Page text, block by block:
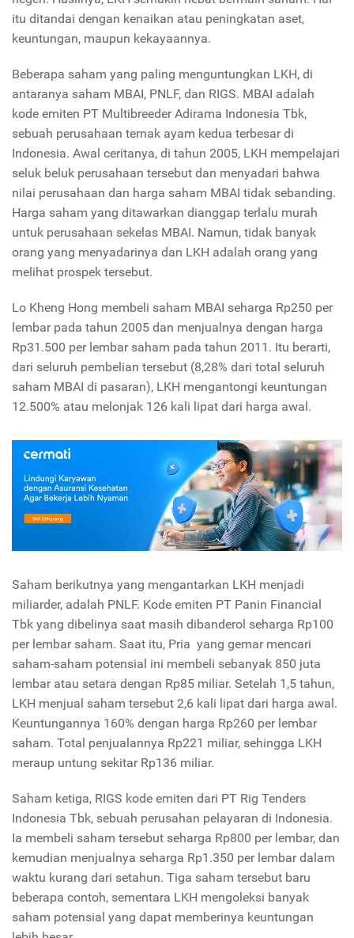
itu ditandai dengan kenaikan atau peningkatan aset,
keuntungan, maupun kekayaannya.
Beberapa saham yang paling menguntungkan LKH, di
antaranya saham MBAI, PNLF, dan RIGS. MBAI adalah
kode emiten PT Multibreeder Adirama Indonesia Tbk,
sebuah perusahaan ternak ayam kedua terbesar di
Indonesia. Awal ceritanya, di tahun 2005, LKH mempelajari
seluk beluk perusahaan tersebut dan menyadari bahwa
nilai perusahaan dan harga saham MBAI tidak sebanding.
Harga saham yang ditawarkan dianggap terlalu murah
untuk perusahaan sekelas MBAI. Namun, tidak banyak
orang yang menyadarinya dan LKH adalah orang yang
melihat prospek tersebut.
Lo Kheng Hong membeli saham MBAI seharga Rp250 per
lembar pada tahun 2005 dan menjualnya dengan harga
Rp31.500 per lembar saham pada tahun 2011. Itu berarti,
dari seluruh pembelian tersebut (8,28% dari total seluruh
saham MBAI di pasaran), LKH mengantongi keuntungan
12.500% atau melonjak 126 kali lipat dari harga awal.
Saham berikutnya yang mengantarkan LKH menjadi
miliarder, adalah PNLF. Kode emiten PT Panin Financial
Tbk yang dibelinya saat masih dibanderol seharga Rp100
per lembar saham. Saat itu, Pria yang gemar mencari
saham-saham potensial ini membeli sebanyak 850 juta
lembar atau setara dengan Rp85 miliar. Setelah 1,5 tahun,
LKH menjual saham tersebut 2,6 kali lipat dari harga awal.
Keuntungannya 160% dengan harga Rp260 per lembar
saham. Total penjualannya Rp221 miliar, sehingga LKH
meraup untung sekitar Rp136 miliar.
Saham ketiga, RIGS kode emiten dari PT Rig Tenders
Indonesia Tbk, sebuah perusahan pelayaran di Indonesia.
Ia membeli saham tersebut seharga Rp800 per lembar, dan
kemudian menjualnya seharga Rp1.350 per lembar dalam
waktu kurang dari setahun. Tiga saham tersebut baru
beberapa contoh, sementara LKH mengoleksi banyak
saham potensial yang dapat memberinya keuntungan